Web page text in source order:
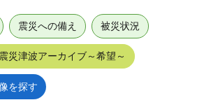
震災への備え 被災状況
災津波アーカイブ～希望～
を探す